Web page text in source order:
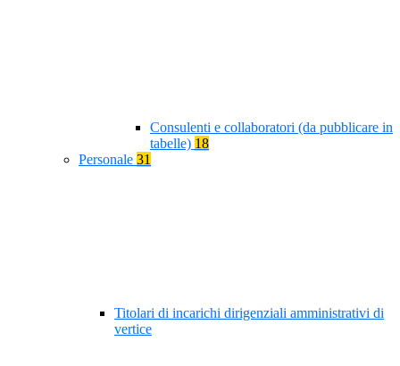
Consulenti e collaboratori (da pubblicare in
tabelle) 18
Personale 31
Titolari di incarichi dirigenziali amministrativi di
vertice